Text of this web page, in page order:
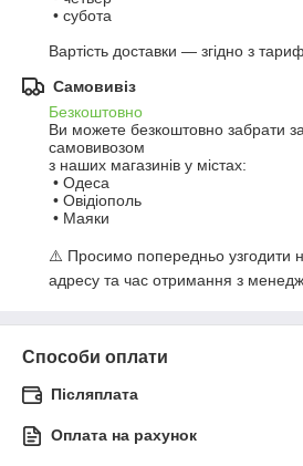
Вартість доставки — згідно з
Самовивіз
Безкоштовно
Ви можете безкоштовно забрати
самовивозом
з наших магазинів у містах:
⚠️ Просимо попередньо узгодити
адресу та час отримання з
Способи оплати
Післяплата
Оплата на рахунок